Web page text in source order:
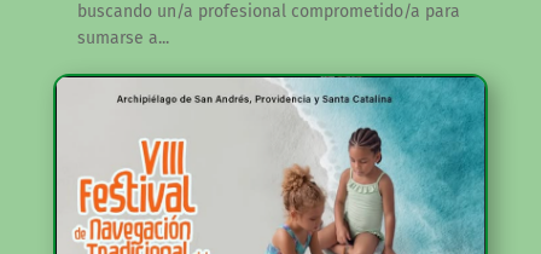
buscando un/a profesional comprometido/a para
sumarse a...